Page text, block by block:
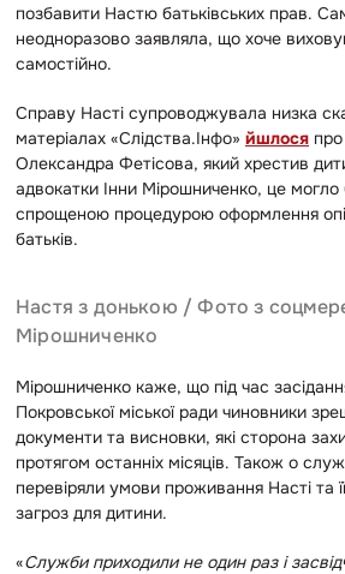
позбавити Настю батьківських прав.
неодноразово заявляла, що хоче
самостійно.
Справу Насті супроводжувала низка
матеріалах «Слідства.Інфо» йшлося
Олександра Фетісова, який хрестив
адвокатки Інни Мірошниченко, це могло
спрощеною процедурою оформлення
батьків.
Настя з донькою / Фото з
Мірошниченко
Мірошниченко каже, що під час
Покровської міської ради чиновники
документи та висновки, які сторона
протягом останніх місяців. Також о
перевіряли умови проживання Насті та
загроз для дитини.
«Служби приходили не один раз і